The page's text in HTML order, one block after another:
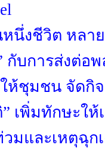
นึ่งชีวิต หลา
กับการส่งต่อ
ห้ชุมชน จัดกิ
เพิ่มทักษะให้
มและเหตุฉุก